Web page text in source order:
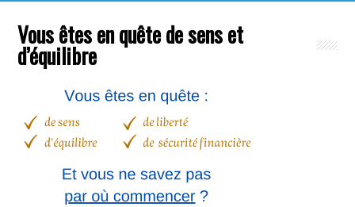
Vous êtes en quête de sens et
d’équilibre